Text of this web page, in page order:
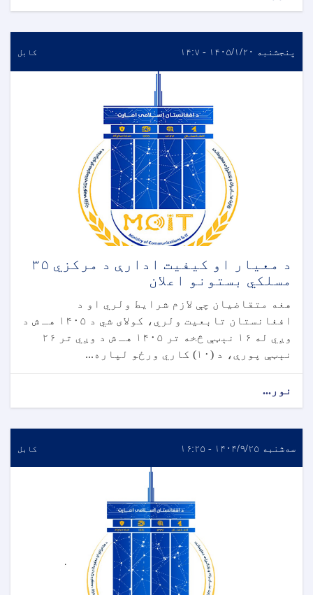
پنجشنبه ۱۴۰۵/۱/۲۰ - ۱۴:۷ کابل
د معیار او کیفیت ادارې د مرکزي ۳۵
مسلکي بستونو اعلان
هغه متقاضیان چې لازم شرایط ولري او د
افغانستان تابعیت ولري، کولای شي د ۱۴۰۵ هـ ش د
وږي له ۱۶ نېټې څخه تر ۱۴۰۵ هـ ش د وږي تر ۲۶
نېټې پورې، د (۱۰) کاري ورځو لپاره...
نور...
سه‌شنبه ۱۴۰۴/۹/۲۵ - ۱۶:۲۵ کابل